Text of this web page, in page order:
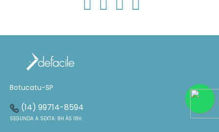
Botucatu-SP
(14) 99714-8594
SEGUNDA A SEXTA: 8H ÀS 18H.